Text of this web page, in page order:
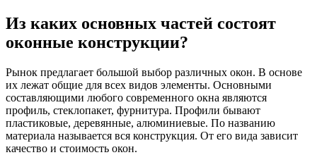
Из каких основных частей состоят
оконные конструкции?
Рынок предлагает большой выбор различных окон. В основе
их лежат общие для всех видов элементы. Основными
составляющими любого современного окна являются
профиль, стеклопакет, фурнитура. Профили бывают
пластиковые, деревянные, алюминиевые. По названию
материала называется вся конструкция. От его вида зависит
качество и стоимость окон.